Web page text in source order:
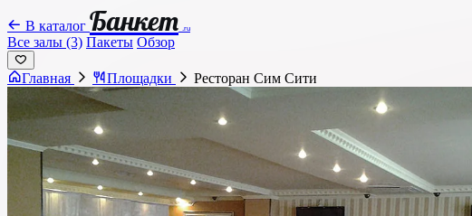
В каталог Банкет .ru
Все залы (3) Пакеты Обзор
Главная Площадки Ресторан Сим Сити